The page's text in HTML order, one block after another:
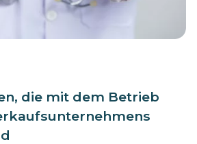
die mit dem Betrieb